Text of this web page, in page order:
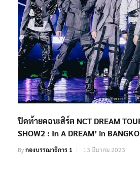
ปิดท้ายคอนเสิร์ต NCT DREAM
SHOW2 : In A DREAM’ in
Byกองบรรณาธิการ 1 13 มีนาคม 2023